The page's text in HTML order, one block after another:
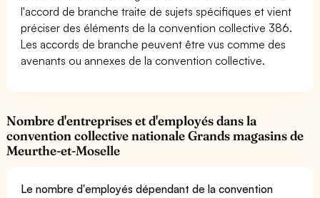
l'accord de branche traite de sujets spécifiques et vient
préciser des éléments de la convention collective 386.
Les accords de branche peuvent être vus comme des
avenants ou annexes de la convention collective.
Nombre d'entreprises et d'employés dans la
convention collective nationale Grands magasins de
Meurthe-et-Moselle
Le nombre d'employés dépendant de la convention